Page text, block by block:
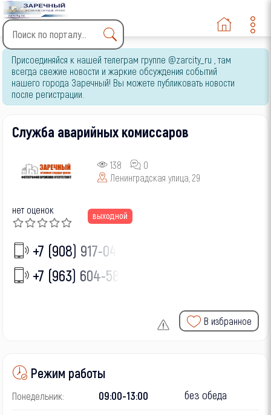
Type 2 or more characters
for results.
Присоединяйся к нашей телеграм группе @zarcity_ru , там
всегда свежие новости и жаркие обсуждения событий
нашего города Заречный! Вы можете публиковать новости
после регистрации.
Служба аварийных комиссаров
138
0
Ленинградская улица, 29
нет оценок выходной
+7 (908) 917-04-
+7 (963) 604-58-
В избранное
Режим работы
Понедельник: 09:00-13:00 без обеда